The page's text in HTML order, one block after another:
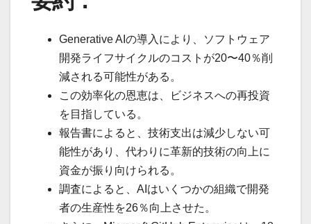
Generative AIの導入により、ソフトウェア
開発ライフサイクルのコストが20〜40％削
減される可能性がある。
この効率化の恩恵は、ビジネスへの再投資
を目指している。
報告書によると、技術支出は減少しない可
能性があり、代わりに革新的技術の向上に
資金が振り向けられる。
調査によると、AIはいくつかの組織で開発
者の生産性を26％向上させた。